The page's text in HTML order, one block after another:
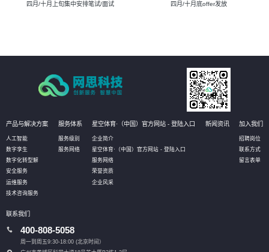
四月/十月上旬集中安排笔试/面试 四月/十月底offer发放
产品与解决方案
人工智能
数字孪生
数字化转型解
安全服务
运维服务
技术咨询服务
服务体系
服务级别
服务网络
星空体育·（中国）官方网站 - 登陆入口
企业简介
星空体育·（中国）官方网站 - 登陆入口
服务网络
荣誉资质
企业风采
新闻资讯 加入我们
招聘岗位
联系方式
留言表单
联系我们
400-808-5058
周一到周五9:30-18:00 (北京时间）